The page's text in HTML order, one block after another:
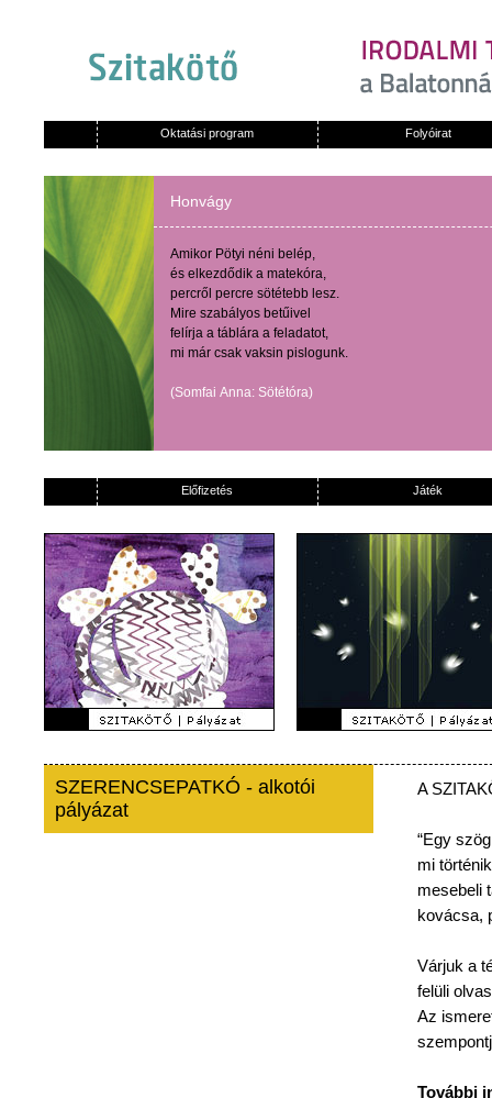
Oktatási program Folyóirat
Honvágy
Amikor Pötyi néni belép,
és elkezdődik a matekóra,
percről percre sötétebb lesz.
Mire szabályos betűivel
felírja a táblára a feladatot,
mi már csak vaksin pislogunk.
(Somfai Anna: Sötétóra)
Előfizetés Játék
SZERENCSEPATKÓ - alkotói
pályázat
A
“Egy szög
mi történik
mesebeli
kovácsa,
Várjuk a
felüli
Az
További